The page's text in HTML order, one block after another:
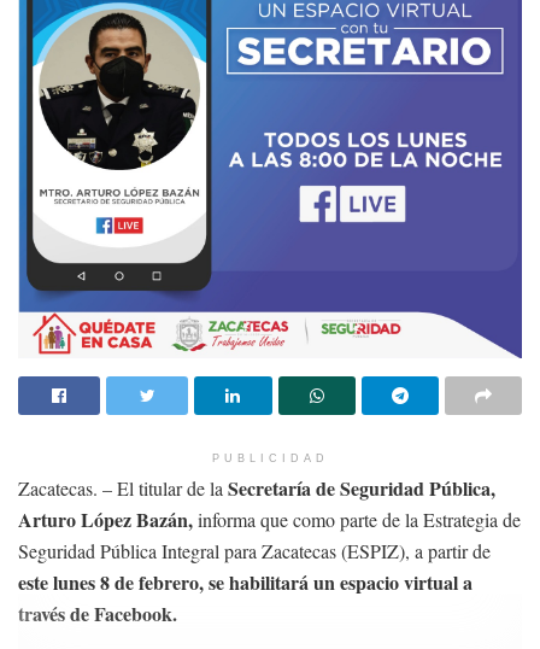
PUBLICIDAD
Zacatecas. – El titular de laSecretaría de Seguridad Pública,
Arturo López Bazán,informa que como parte de la Estrategia de
Seguridad Pública Integral para Zacatecas (ESPIZ), a partir de
este lunes 8 de febrero, se habilitará un espacio virtual a
través de Facebook.